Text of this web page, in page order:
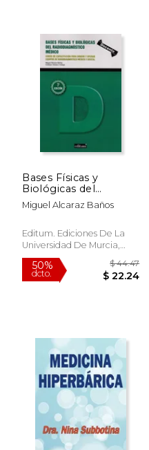
50%
dcto. $ 176.11
dcto.
Bases Físicas y
Biológicas del
Radiodiagnóstico
Médico: Curso de
Dirigir y Operar
Equipos de
Médico y Dental
Miguel Alcaraz Baños
Editum. Ediciones De La
Universidad De Murcia,
2013, Tapa Blanda, Nuevo